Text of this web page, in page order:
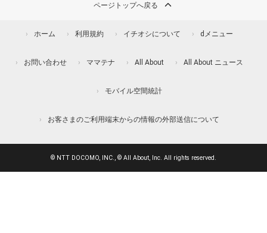
ページトップへ戻る
ホーム 利用規約 イチオシについて dメニュー
お問い合わせ ママテナ All About All About ニュース
モバイル空間統計
お客さまのご利用端末からの情報の外部送信について
© NTT DOCOMO, INC., © All About, Inc. All rights reserved.